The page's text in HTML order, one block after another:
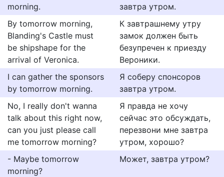
morning.
завтра утром.
By tomorrow morning,
Blanding's Castle must
be shipshape for the
arrival of Veronica.
К завтрашнему утру
замок должен быть
безупречен к приезду
Вероники.
I can gather the sponsors
by tomorrow morning.
Я соберу спонсоров
завтра утром.
No, I really don't wanna
talk about this right now,
can you just please call
me tomorrow morning?
Я правда не хочу
сейчас это обсуждать,
перезвони мне завтра
утром, хорошо?
- Maybe tomorrow
morning?
Может, завтра утром?